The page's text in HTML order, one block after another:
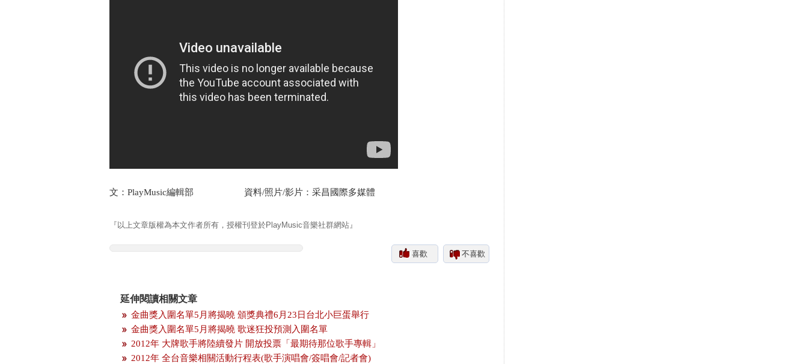
文：PlayMusic編輯部 資料/照片/影片：采昌國際多媒體
『以上文章版權為本文作者所有，授權刊登於PlayMusic音樂社群網站』
喜歡 不喜歡
延伸閱讀相關文章
金曲獎入圍名單5月將揭曉 頒獎典禮6月23日台北小巨蛋舉行
金曲獎入圍名單5月將揭曉 歌迷狂投預測入圍名單
2012年 大牌歌手將陸續發片 開放投票「最期待那位歌手專輯」
2012年 全台音樂相關活動行程表(歌手演唱會/簽唱會/記者會)